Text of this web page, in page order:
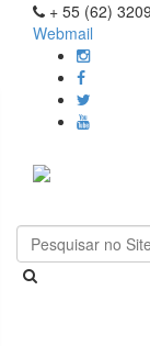
+ 55 (62)
Webmail